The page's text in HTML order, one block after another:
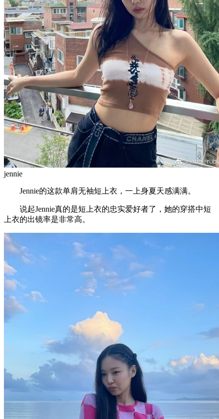
jennie
Jennie的这款单肩无袖短上衣，一上身夏天感满满。
说起Jennie真的是短上衣的忠实爱好者了，她的穿搭中短
上衣的出镜率是非常高。